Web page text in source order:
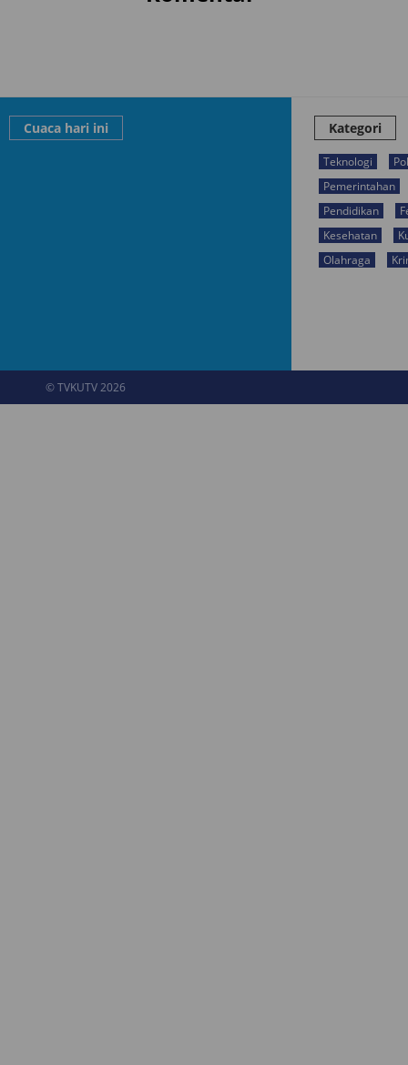
Cuaca hari ini Kategori
Teknologi
Pemerintahan
Pendidikan
Kesehatan
Olahraga
© TVKUTV 2026